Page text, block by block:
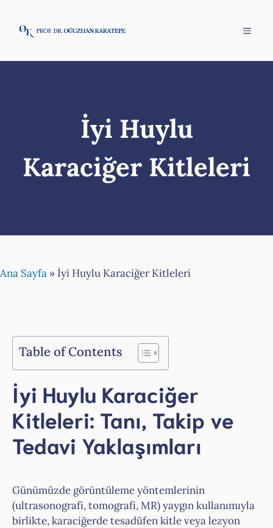
Menü
İyi Huylu
Karaciğer Kitleleri
Ana Sayfa » İyi Huylu Karaciğer Kitleleri
Table of Contents
İyi Huylu Karaciğer
Kitleleri: Tanı, Takip ve
Tedavi Yaklaşımları
Günümüzde görüntüleme yöntemlerinin
(ultrasonografi, tomografi, MR) yaygın kullanımıyla
birlikte, karaciğerde tesadüfen kitle veya lezyon